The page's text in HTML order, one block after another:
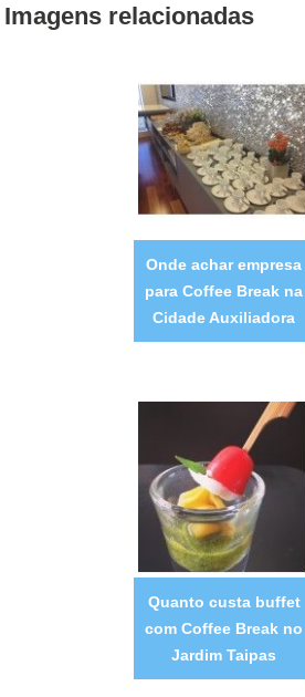
Imagens relacionadas
Onde achar empresa
para Coffee Break na
Cidade Auxiliadora
Quanto custa buffet
com Coffee Break no
Jardim Taipas